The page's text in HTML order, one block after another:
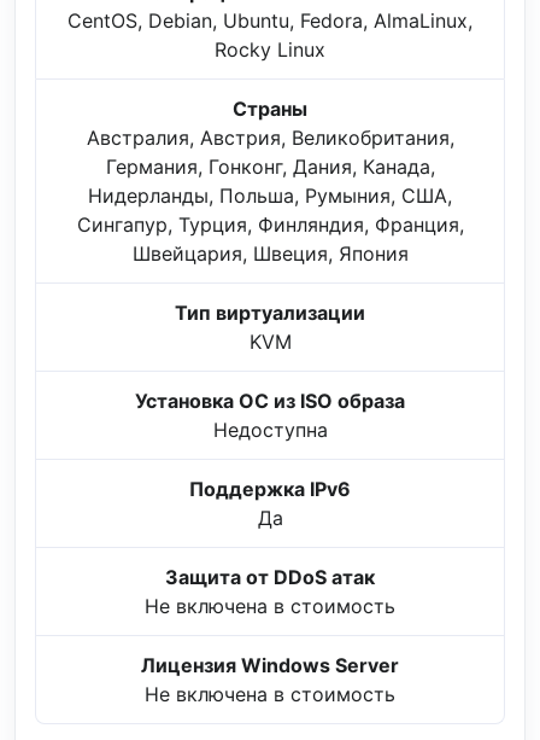
CentOS, Debian, Ubuntu, Fedora, AlmaLinux,
Rocky Linux
Страны
Австралия, Австрия, Великобритания,
Германия, Гонконг, Дания, Канада,
Нидерланды, Польша, Румыния, США,
Сингапур, Турция, Финляндия, Франция,
Швейцария, Швеция, Япония
Тип виртуализации
KVM
Установка ОС из ISO образа
Недоступна
Поддержка IPv6
Да
Защита от DDoS атак
Не включена в стоимость
Лицензия Windows Server
Не включена в стоимость